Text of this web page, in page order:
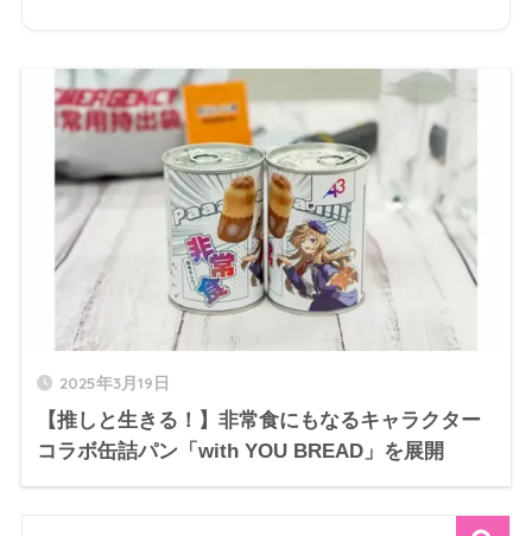
2025年3月19日
【推しと生きる！】非常食にもなるキャラクター
コラボ缶詰パン「with YOU BREAD」を展開